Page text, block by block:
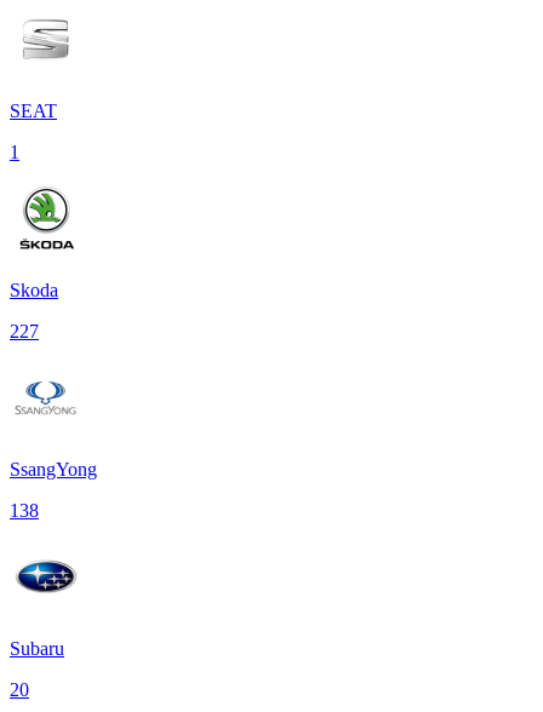
SEAT
1
Skoda
227
SsangYong
138
Subaru
20